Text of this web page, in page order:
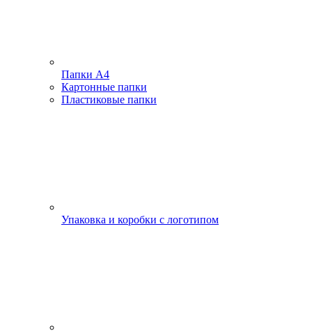
Папки А4
Картонные папки
Пластиковые папки
Упаковка и коробки с логотипом